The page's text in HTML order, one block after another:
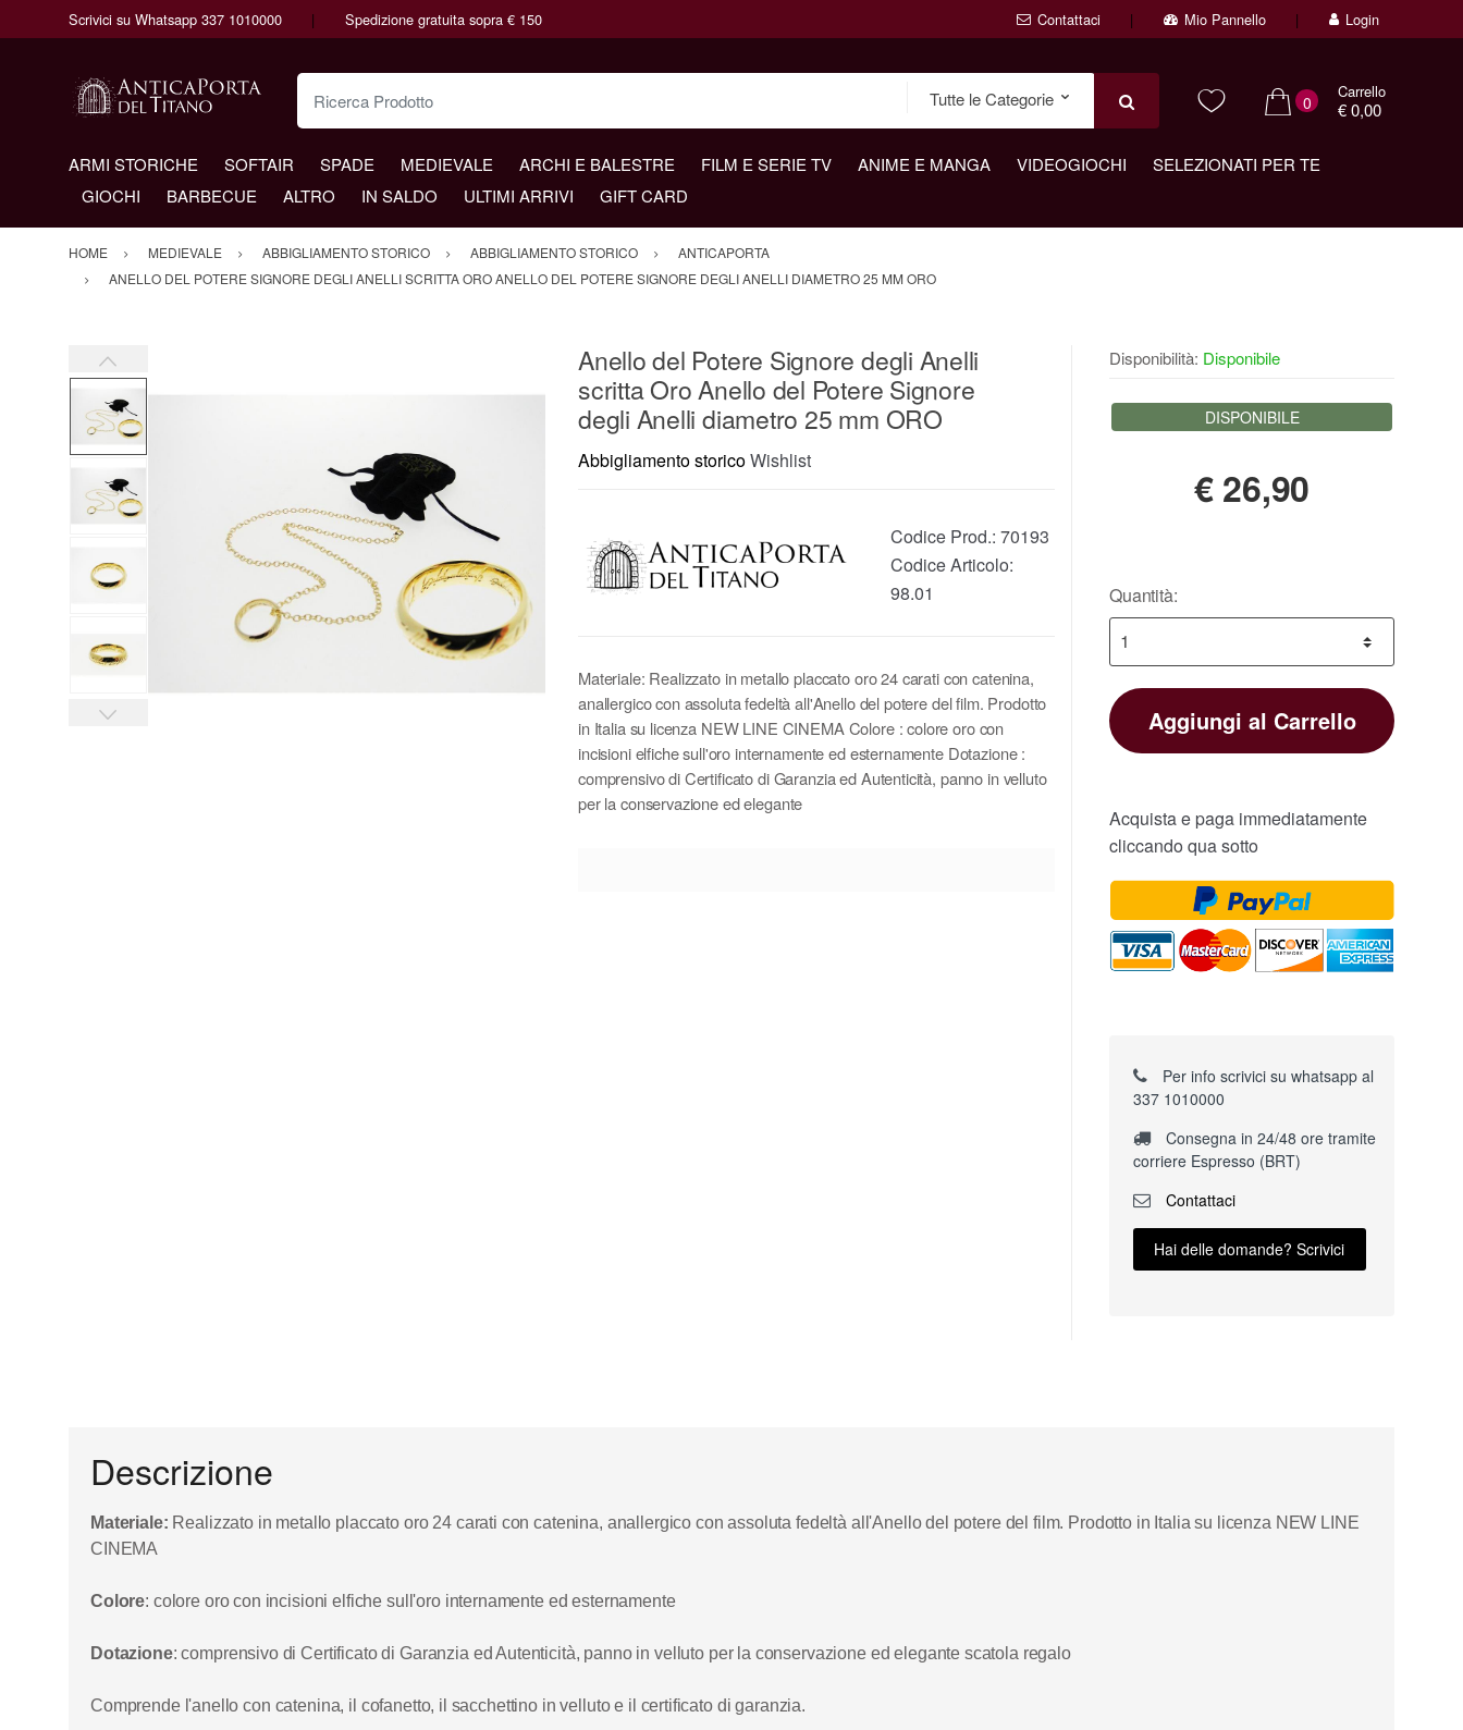
Scrivici su Whatsapp 337 1010000 Spedizione gratuita sopra € 150 Contattaci Mio Pannello Login
Ricerca Prodotto
0
Carrello
€ 0,00
ARMI STORICHE SOFTAIR SPADE MEDIEVALE ARCHI E BALESTRE FILM E SERIE TV ANIME E MANGA VIDEOGIOCHI
SELEZIONATI PER TE
GIOCHI
BARBECUE ALTRO IN SALDO ULTIMI ARRIVI GIFT CARD
HOME MEDIEVALE ABBIGLIAMENTO STORICO ABBIGLIAMENTO STORICO
ANTICAPORTA
ANELLO DEL POTERE SIGNORE DEGLI ANELLI SCRITTA ORO ANELLO DEL POTERE SIGNORE DEGLI ANELLI DIAMETRO 25 MM ORO
Anello del Potere Signore degli Anelli
scritta Oro Anello del Potere Signore
degli Anelli diametro 25 mm ORO
Abbigliamento storicoWishlist
Codice Prod.: 70193
Codice Articolo:
98.01
Materiale: Realizzato in metallo placcato oro 24 carati con catenina,
anallergico con assoluta fedeltà all'Anello del potere del film. Prodotto
in Italia su licenza NEW LINE CINEMA Colore : colore oro con
incisioni elfiche sull'oro internamente ed esternamente Dotazione :
comprensivo di Certificato di Garanzia ed Autenticità, panno in velluto
per la conservazione ed elegante
Disponibilità: Disponibile
DISPONIBILE
€26,90
Quantità:
Aggiungi al Carrello
Acquista e paga immediatamente
cliccando qua sotto
Per info scrivici su whatsapp al
337 1010000
Consegna in 24/48 ore tramite
corriere Espresso (BRT)
Contattaci
Hai delle domande? Scrivici
Descrizione
Materiale: Realizzato in metallo placcato oro 24 carati con catenina, anallergico con assoluta fedeltà all'Anello del potere del film. Prodotto in Italia su licenza NEW LINE
CINEMA
Colore: colore oro con incisioni elfiche sull'oro internamente ed esternamente
Dotazione: comprensivo di Certificato di Garanzia ed Autenticità, panno in velluto per la conservazione ed elegante scatola regalo
Comprende l'anello con catenina, il cofanetto, il sacchettino in velluto e il certificato di garanzia.